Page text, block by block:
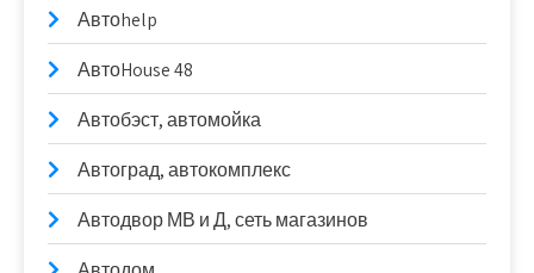
Автоhelp
АвтоHouse 48
Автобэст, автомойка
Автоград, автокомплекс
Автодвор МВ и Д, сеть магазинов